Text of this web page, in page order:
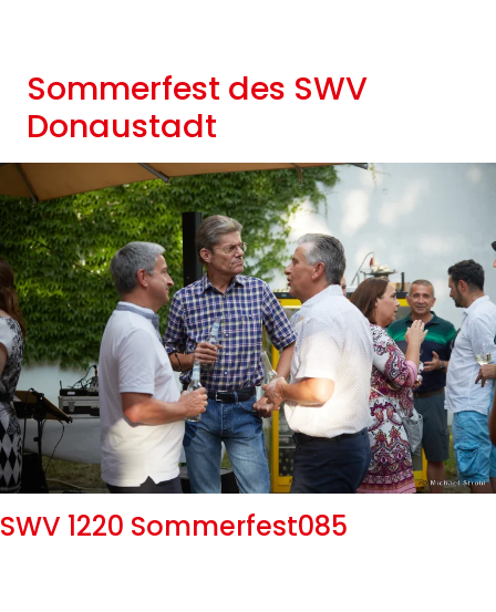
Sommerfest des SWV
Donaustadt
SWV 1220 Sommerfest085